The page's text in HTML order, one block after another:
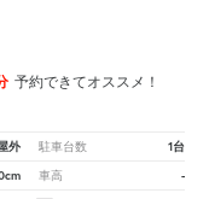
予約できてオススメ！
外 駐車台数 1台
車高 -